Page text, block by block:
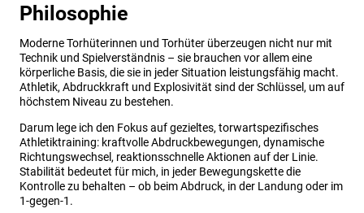
Philosophie
Moderne Torhüterinnen und Torhüter überzeugen nicht nur mit
Technik und Spielverständnis – sie brauchen vor allem eine
körperliche Basis, die sie in jeder Situation leistungsfähig macht.
Athletik, Abdruckkraft und Explosivität sind der Schlüssel, um auf
höchstem Niveau zu bestehen.
Darum lege ich den Fokus auf gezieltes, torwartspezifisches
Athletiktraining: kraftvolle Abdruckbewegungen, dynamische
Richtungswechsel, reaktionsschnelle Aktionen auf der Linie.
Stabilität bedeutet für mich, in jeder Bewegungskette die
Kontrolle zu behalten – ob beim Abdruck, in der Landung oder im
1-gegen-1.